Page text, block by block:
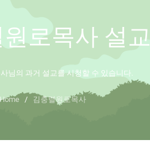
로목사 설교
님의 과거 설교를 시청할 수 있습니다.
Home / 김충렬원로목사